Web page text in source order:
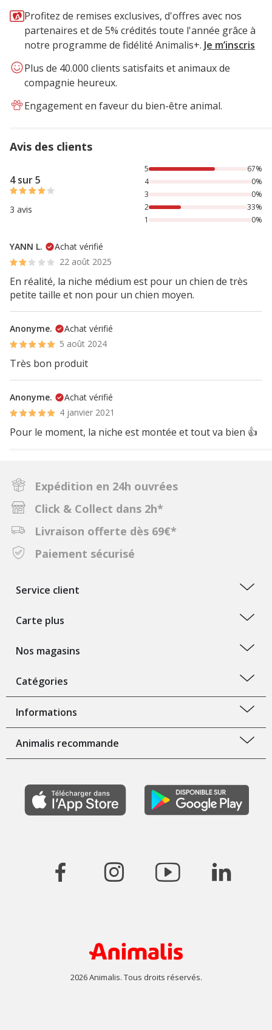
Profitez de remises exclusives, d'offres avec nos
partenaires et de 5% crédités toute l'année grâce à
notre programme de fidélité Animalis+. Je m’inscris
Plus de 40.000 clients satisfaits et animaux de
compagnie heureux.
Engagement en faveur du bien-être animal.
Avis des clients
4 sur 5
3 avis
67% des personnes lont noté avec {1} étoiles, 33% des
5
67%
4
0%
3
0%
2
33%
1
0%
YANN L.
Achat vérifié
22 août 2025
En réalité, la niche médium est pour un chien de très
petite taille et non pour un chien moyen.
Anonyme.
Achat vérifié
5 août 2024
Très bon produit
Anonyme.
Achat vérifié
4 janvier 2021
Pour le moment, la niche est montée et tout va bien 👍
Expédition en 24h ouvrées
Click & Collect dans 2h*
Livraison offerte dès 69€*
Paiement sécurisé
Service client
Carte plus
Nos magasins
Catégories
Informations
Animalis recommande
2026 Animalis. Tous droits réservés.